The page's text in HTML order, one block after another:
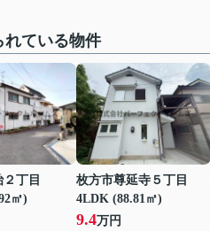
れている物件
丁目
㎡)
枚方市尊延寺５丁目
4LDK (88.81㎡)
9.4万円